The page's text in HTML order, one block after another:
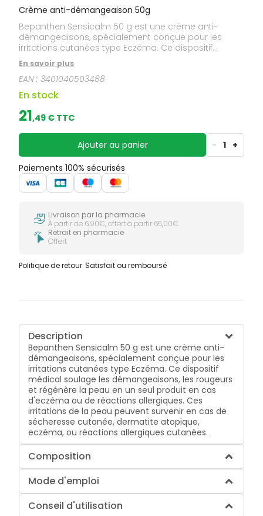
Crème anti-démangeaison 50g
Bepanthen Sensicalm 50 g est une crème anti-
démangeaisons, spécialement conçue pour les
irritations cutanées type Eczéma. Ce dispositif
médical soulage les démangeaisons, les rougeurs et
régénère la peau en un seul produit en cas
d'eczéma ou de réactions allergiques. Ces irritations
de la peau peuvent survenir en cas de sécheresse
cutanée, dermatite atopique, eczéma, ou réactions
allergiques cutanées.
En savoir plus
EAN :3401040503488
En stock
21,49 € TTC
Ajouter au panier - 1 +
Paiements 100% sécurisés
Livraison par la pharmacie
À partir de 6,90€, offert à partir 65,00€
Retrait en pharmacie
Offert
Politique de retour Satisfait ou remboursé
Description
Bepanthen Sensicalm 50 g est une crème anti-
démangeaisons, spécialement conçue pour les
irritations cutanées type Eczéma. Ce dispositif
médical soulage les démangeaisons, les rougeurs
et régénère la peau en un seul produit en cas
d'eczéma ou de réactions allergiques. Ces
irritations de la peau peuvent survenir en cas de
sécheresse cutanée, dermatite atopique,
eczéma, ou réactions allergiques cutanées.
Composition
Mode d'emploi
Conseil d'utilisation